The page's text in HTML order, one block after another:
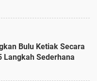
Cokelat
Bulu Ketiak Secara
Langkah Sederhana